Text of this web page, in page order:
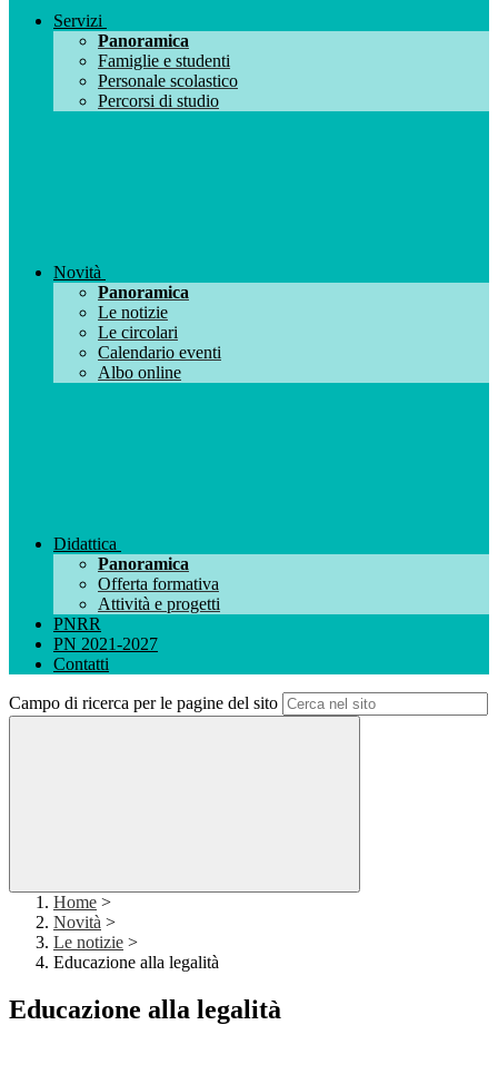
Servizi
Panoramica
Famiglie e studenti
Personale scolastico
Percorsi di studio
Novità
Panoramica
Le notizie
Le circolari
Calendario eventi
Albo online
Didattica
Panoramica
Offerta formativa
Attività e progetti
PNRR
PN 2021-2027
Contatti
Campo di ricerca per le pagine del sito
Home >
Novità >
Le notizie >
Educazione alla legalità
Educazione alla legalità